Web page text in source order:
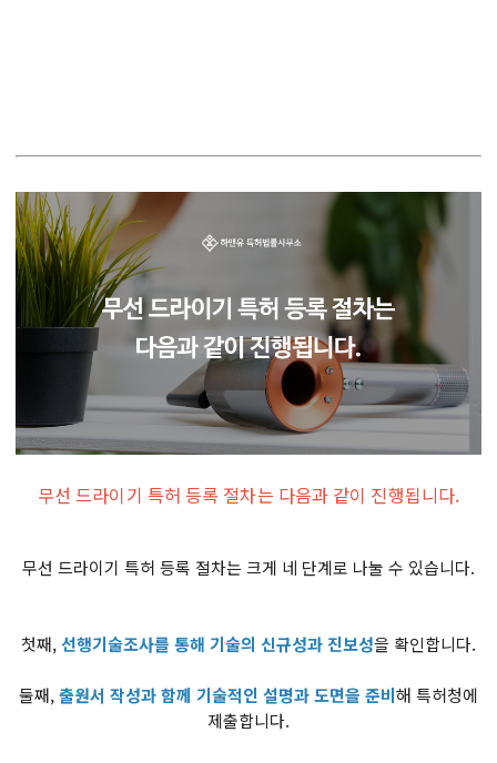
무선 드라이기 특허 등록 절차는 다음과 같이 진행됩니다.
무선 드라이기 특허 등록 절차는 크게 네 단계로 나눌 수 있습니다.
첫째,선행기술조사를 통해 기술의 신규성과 진보성을 확인​합니다.
둘째, ​출원서 작성과 함께 기술적인 설명과 도면을 준비해 특허청에
제출합니다.